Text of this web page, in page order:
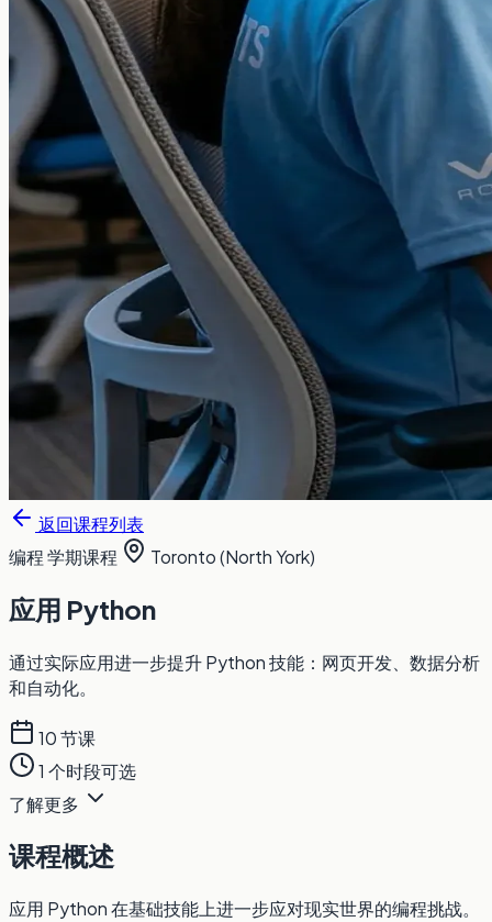
返回课程列表
编程学期课程 Toronto (North York)
应用 Python
通过实际应用进一步提升 Python 技能：网页开发、数据分析
和自动化。
10 节课
1 个时段可选
了解更多
课程概述
应用 Python 在基础技能上进一步应对现实世界的编程挑战。